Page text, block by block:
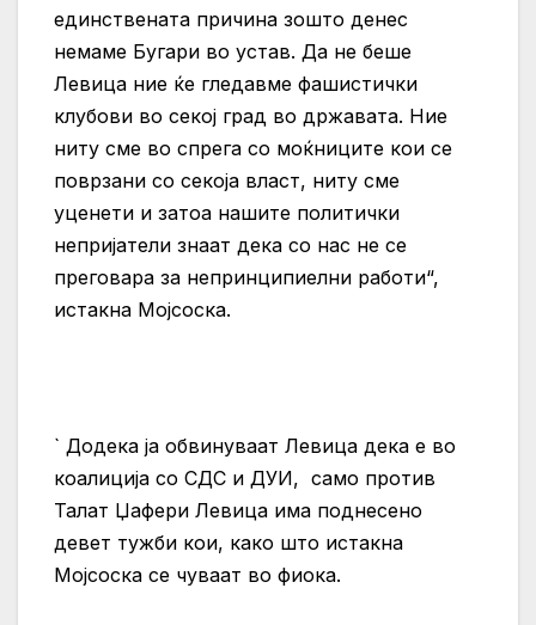
единствената причина зошто денес
немаме Бугари во устав. Да не беше
Левица ние ќе гледавме фашистички
клубови во секој град во државата. Ние
ниту сме во спрега со моќниците кои се
поврзани со секоја власт, ниту сме
уценети и затоа нашите политички
непријатели знаат дека со нас не се
преговара за непринципиелни работи“,
истакна Мојсоска.
` Додека ја обвинуваат Левица дека е во
коалиција со СДС и ДУИ, само против
Талат Џафери Левица има поднесено
девет тужби кои, како што истакна
Мојсоска се чуваат во фиока.